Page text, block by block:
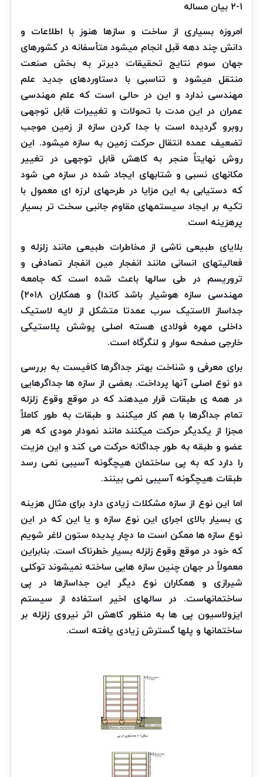
۲-۱ بیان مساله
امروزه بسیاری از ساخت و سازها هنوز با اطلاعات و
دانش چند دهه قبل انجام میشود متأسفانه در کشورهای
جهان سوم نتایج تحقیقات دیرتر به بخش صنعت
منتقل میشود و تناسبی با دستاوردهای جدید علم
مهندسی ندارد و این در حالی است که علم مهندسی
عمران در این مدت با تحولات و تغییرات قابل توجهی
روبرو گردیده است با جدا کردن سازه از زمین موجب
تضعیف عمده انتقال حرکت زمین به سازه میشود. این
روش نهایتاً منجر به کاهش قابل توجهی در تغییر
مکانهای نسبی و شتابهای ایجاد شده در سازه می شود
که دستیابی به این مزایا در طرحهای لرزه ای معمول با
تکیه بر ایجاد سیستمهای مقاوم جانبی سخت تر بسیار
پرهزینه است.
بلایای طبیعی ناشی از مخاطرات طبیعی مانند زلزله و
فعالیتهای انسانی مانند انفجار مین انفجار تصادفی و
تروریسم در طی سالها باعث شده است که جامعه
مهندسی سازه هوشیار باشد کاندا) و همکاران ۲۰۱۸)
جداساز الاستیک سرب عمدتا متشکل از لایه لاستیک
داخلی مهره فولادی هسته اصلی پوشش پلاستیکی
خارجی صفحه سوار و لنگرگاه است.
برای معرفی و شناخت بهتر جداگرها کافیست به بررسی
دو نوع اصلی آنها پرداخت. بعضی از سازه ها جداگرهایی
در همه ی طبقات قرار میدهند که در موقع وقوع زلزله
تمام جداگرها با هم کار میکنند و طبقات به طور کاملاً
مجزا از یکدیگر حرکت میکنند مانند نمودار مودی که هر
عضو و طبقه به طور جداگانه حرکت می کند و این مزیت
را دارد که به پی ساختمان هیچگونه آسیبی نمی رسد
طبقات هیچگونه آسیبی نمی بینند.
اما این نوع از سازه مشکلات زیادی دارد برای مثال هزینه
ی بسیار بالای اجرای این نوع سازه و یا این که در این
نوع سازه ها ممکن است ما دچار پدیده ستون لاغر شویم
که خود در موقع وقوع زلزله بسیار خطرناک است. بنابراین
معمولاً در جهان چنین سازه هایی ساخته نمیشوند توکلی
شیرازی و همکاران نوع دیگر این جداسازها در پی
ساختمانهاست. در سالهای اخیر استفاده از سیستم
ایزولاسیون پی ها به منظور کاهش اثر نیروی زلزله بر
ساختمانها و پلها گسترش زیادی یافته است.